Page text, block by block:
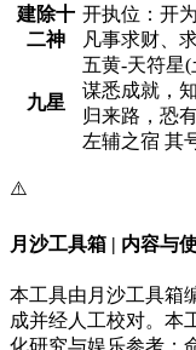
建除十
二神
开执位：开
凡事求财、
九星
五黄-天符星
谋悉成就，
归来路，恐
左辅之宿 其
⚠️
月沙工具箱 | 内容与
本工具由月沙工具箱
成并经人工校对。本